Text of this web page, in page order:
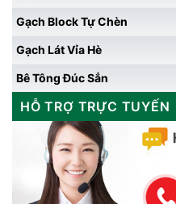
Gạch Block Tự Chèn
Gạch Lát Vỉa Hè
Bê Tông Đúc Sẳn
HỖ TRỢ TRỰC TUYẾN